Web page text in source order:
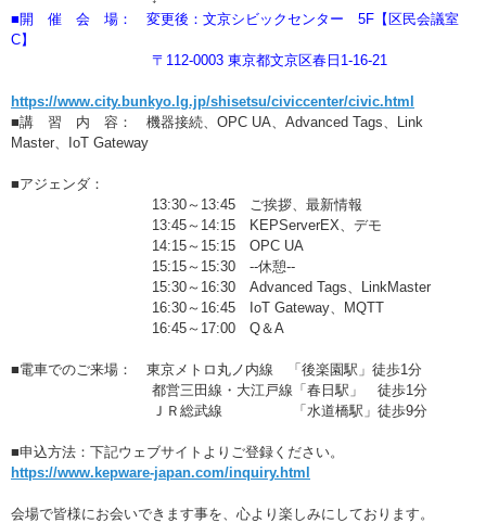
■開 催 会 場： 変更後：文京シビックセンター 5F【区民会議室
C】
〒112-0003 東京都文京区春日1‐16‐21
https://www.city.bunkyo.lg.jp/shisetsu/civiccenter/civic.html
■講 習 内 容： 機器接続、OPC UA、Advanced Tags、Link
Master、IoT Gateway
■アジェンダ：
13:30～13:45 ご挨拶、最新情報
13:45～14:15 KEPServerEX、デモ
14:15～15:15 OPC UA
15:15～15:30 --休憩--
15:30～16:30 Advanced Tags、LinkMaster
16:30～16:45 IoT Gateway、MQTT
16:45～17:00 Q＆A
■電車でのご来場： 東京メトロ丸ノ内線 「後楽園駅」徒歩1分
都営三田線・大江戸線「春日駅」 徒歩1分
ＪＲ総武線 「水道橋駅」徒歩9分
■申込方法：下記ウェブサイトよりご登録ください。
https://www.kepware-japan.com/inquiry.html
会場で皆様にお会いできます事を、心より楽しみにしております。